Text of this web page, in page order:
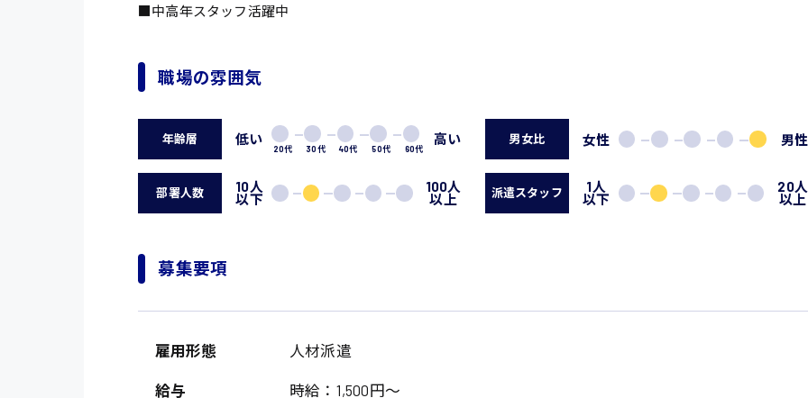
■中高年スタッフ活躍中
職場の雰囲気
年齢層 低い
20代 30代 40代 50代 60代
高い 男女比 女性 男性
部署人数 10人
以下
100人
以上 派遣スタッフ 1人
以下
20人
以上
募集要項
雇用形態 人材派遣
給与 時給：1,500円～